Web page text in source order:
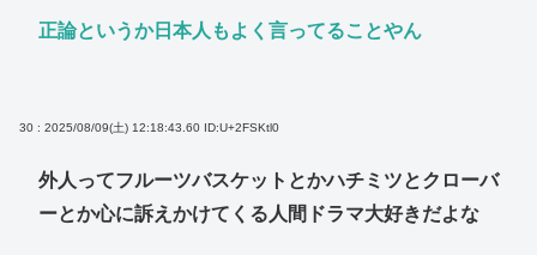
正論というか日本人もよく言ってることやん
30 : 2025/08/09(土) 12:18:43.60 ID:U+2FSKtl0
外人ってフルーツバスケットとかハチミツとクローバ
ーとか心に訴えかけてくる人間ドラマ大好きだよな